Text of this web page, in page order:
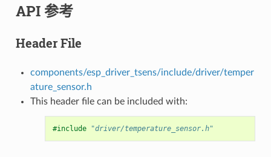
API 参考
Header File
components/esp_driver_tsens/include/driver/temper
ature_sensor.h
This header file can be included with:
#include "driver/temperature_sensor.h"